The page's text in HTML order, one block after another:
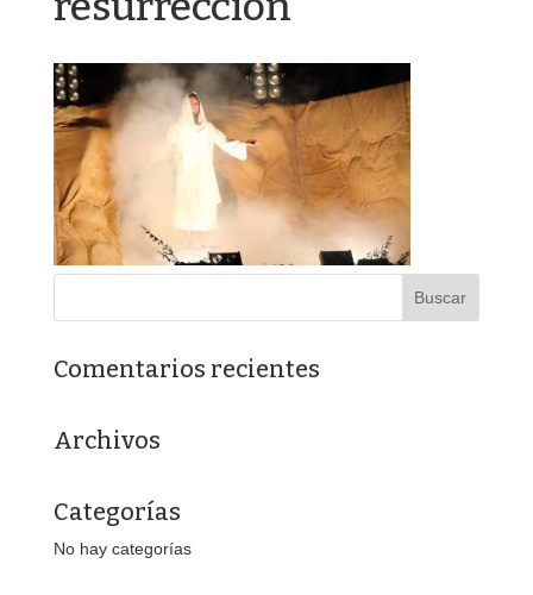
Comentarios recientes
Archivos
Categorías
No hay categorías